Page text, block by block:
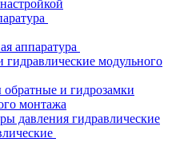
аппаратура
гидравлические модульного
и гидрозамки
монтажа
давления гидравлические